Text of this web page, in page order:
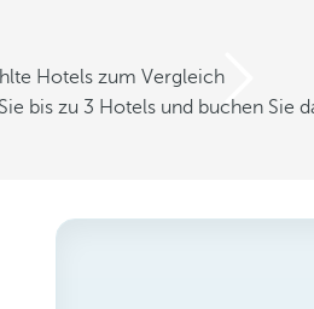
Hotels zum Vergleich
bis zu 3 Hotels und buchen Sie